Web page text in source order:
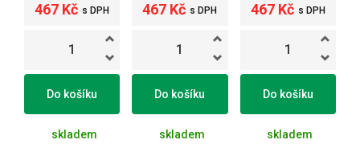
467 Kč s DPH
Do košíku
skladem
467 Kč s DPH
Do košíku
skladem
467 Kč s DPH
Do košíku
skladem